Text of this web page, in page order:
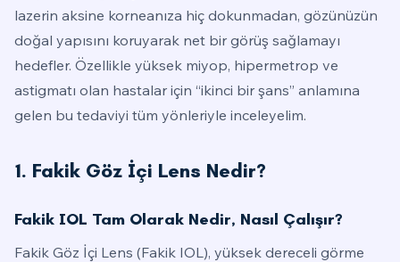
lazerin aksine korneanıza hiç dokunmadan, gözünüzün
doğal yapısını koruyarak net bir görüş sağlamayı
hedefler. Özellikle yüksek miyop, hipermetrop ve
astigmatı olan hastalar için “ikinci bir şans” anlamına
gelen bu tedaviyi tüm yönleriyle inceleyelim.
1. Fakik Göz İçi Lens Nedir?
Fakik IOL Tam Olarak Nedir, Nasıl Çalışır?
Fakik Göz İçi Lens (Fakik IOL), yüksek dereceli görme